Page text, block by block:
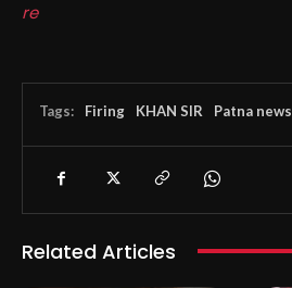
re
Tags: Firing KHAN SIR Patna news
Related Articles